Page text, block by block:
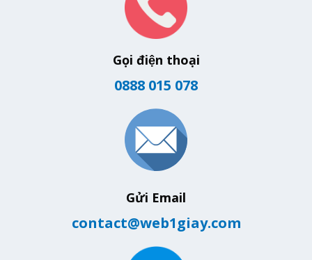
Gọi điện thoại
0888 015 078
Gửi Email
contact@web1giay.com